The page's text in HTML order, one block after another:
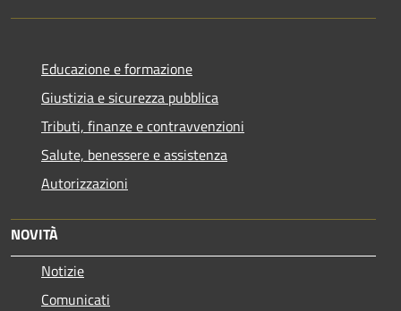
Educazione e formazione
Giustizia e sicurezza pubblica
Tributi, finanze e contravvenzioni
Salute, benessere e assistenza
Autorizzazioni
NOVITÀ
Notizie
Comunicati